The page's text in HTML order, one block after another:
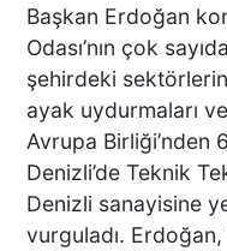
Başkan Erdoğan
Odası’nın çok
şehirdeki
ayak uydurmaları
Avrupa Birliği’nden
Denizli’de Teknik
Denizli sanayisine
vurguladı.